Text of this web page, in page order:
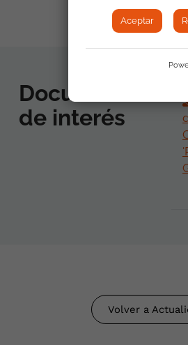
Documentos
de interés
Volver a
Aceptar